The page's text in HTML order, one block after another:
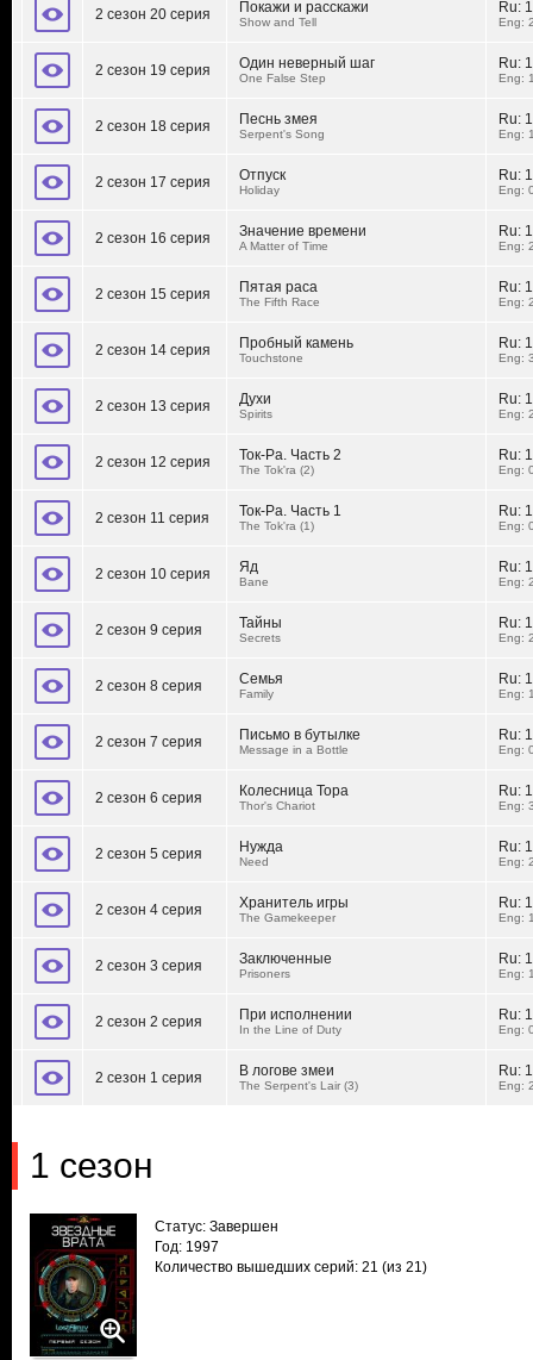
2 сезон 20 серия Покажи и расскажи
Show and Tell
Ru:
Eng:
2 сезон 19 серия Один неверный шаг
One False Step
Ru:
Eng:
2 сезон 18 серия Песнь змея
Serpent's Song
Ru:
Eng:
2 сезон 17 серия Отпуск
Holiday
Ru:
Eng:
2 сезон 16 серия Значение времени
A Matter of Time
Ru:
Eng:
2 сезон 15 серия Пятая раса
The Fifth Race
Ru:
Eng:
2 сезон 14 серия Пробный камень
Touchstone
Ru:
Eng:
2 сезон 13 серия Духи
Spirits
Ru:
Eng:
2 сезон 12 серия Ток-Ра. Часть 2
The Tok'ra (2)
Ru:
Eng:
2 сезон 11 серия Ток-Ра. Часть 1
The Tok'ra (1)
Ru:
Eng:
2 сезон 10 серия Яд
Bane
Ru:
Eng:
2 сезон 9 серия Тайны
Secrets
Ru:
Eng:
2 сезон 8 серия Семья
Family
Ru:
Eng:
2 сезон 7 серия Письмо в бутылке
Message in a Bottle
Ru:
Eng:
2 сезон 6 серия Колесница Тора
Thor's Chariot
Ru:
Eng:
2 сезон 5 серия Нужда
Need
Ru:
Eng:
2 сезон 4 серия Хранитель игры
The Gamekeeper
Ru:
Eng:
2 сезон 3 серия Заключенные
Prisoners
Ru:
Eng:
2 сезон 2 серия При исполнении
In the Line of Duty
Ru:
Eng:
2 сезон 1 серия В логове змеи
The Serpent's Lair (3)
Ru:
Eng:
1 сезон
Статус: Завершен
Год: 1997
Количество вышедших серий: 21 (из 21)